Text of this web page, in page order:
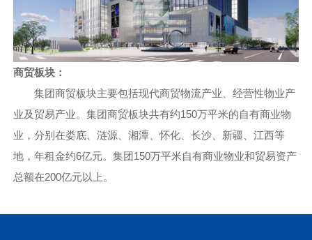
商贸板块：
集团商贸板块主要包括现代商贸物流产业、经营性物业产
业及贸易产业。集团商贸板块共有约150万平米的自有商业物
业，分别在娄底、涟源、湘潭、怀化、长沙、新疆、江西等
地，年租金约6亿元。集团150万平米自有商业物业和贸易资产
总额在200亿元以上。